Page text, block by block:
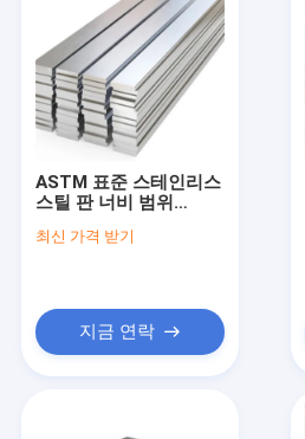
ASTM 표준 스테인리스
스틸 판 너비 범위
최신 가격 받기
지금 연락